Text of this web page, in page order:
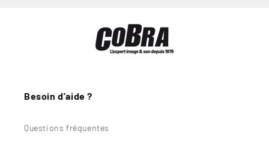
Besoin d'aide ?
Questions fréquentes